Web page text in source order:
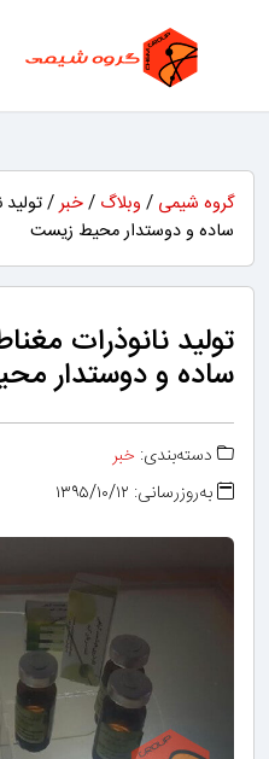
گروه شیمی / وبلاگ /خبر/ تولید
ساده و دوستدار محیط زیست
تولید نانوذرات
ساده و دوستدار
دسته‌بندی: خبر
به‌روزرسانی: ۱۳۹۵/۱۰/۱۲